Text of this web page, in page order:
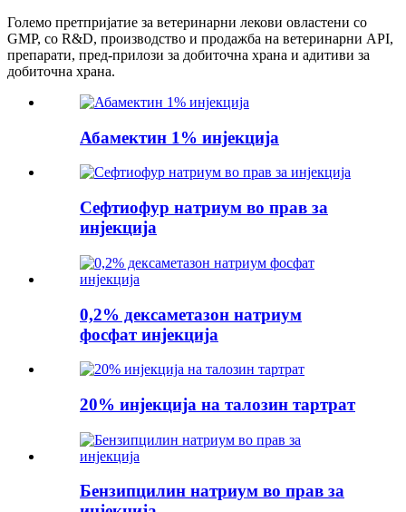
Големо претпријатие за ветеринарни лекови овластени со
GMP, со R&D, производство и продажба на ветеринарни API,
препарати, пред-прилози за добиточна храна и адитиви за
добиточна храна.
Абамектин 1% инјекција
Сефтиофур натриум во прав за
инјекција
0,2% дексаметазон натриум
фосфат инјекција
20% инјекција на талозин тартрат
Бензипцилин натриум во прав за